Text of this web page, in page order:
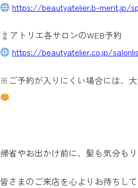
https://beautyatelier.b-merit.jp/
アトリエ各サロンのWEB予約
https://beautyatelier.co.jp/
※ご予約が入りにくい場合には、
帰省やお出かけ前に、髪も気分も
皆さまのご来店を心よりお待ちして